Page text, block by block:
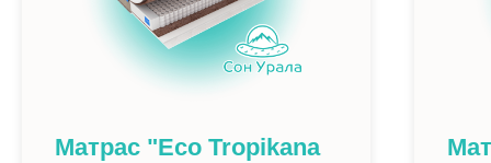
Матрас "Eco Tropikana